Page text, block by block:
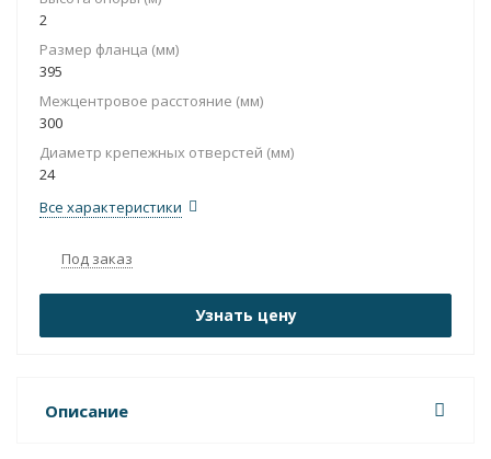
2
Размер фланца (мм)
395
Межцентровое расстояние (мм)
300
Диаметр крепежных отверстей (мм)
24
Все характеристики
Под заказ
Узнать цену
Описание